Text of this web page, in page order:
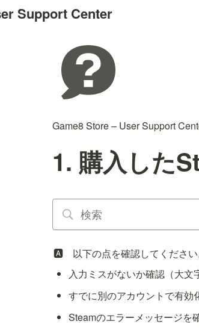
Support Center
Game8 Store – User Support
1. 購入した
🅰️　以下の点を確認してください
入力ミスがないか確認（大文
すでに別のアカウントで有効
Steamのエラーメッセージを